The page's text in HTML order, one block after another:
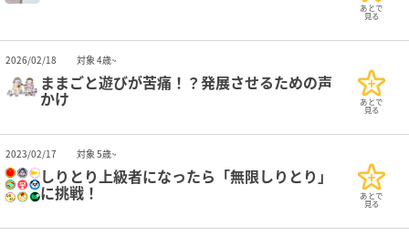
あとで
見る
2026/02/18 対象 4歳~
ままごと遊びが苦痛！？発展させるための声
かけ あとで
見る
2023/02/17 対象 5歳~
しりとり上級者になったら「無限しりとり」
に挑戦！ あとで
見る